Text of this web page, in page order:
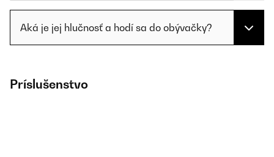
Aká je jej hlučnosť a hodí sa do obývačky?
Príslušenstvo